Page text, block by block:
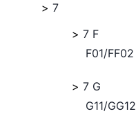
7
7 F
F01/FF02
7 G
G11/GG12